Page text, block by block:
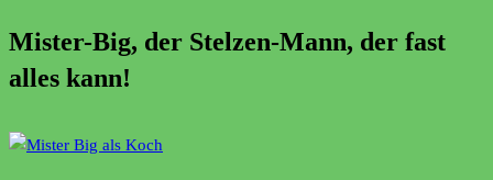
Mister-Big, der Stelzen-Mann, der fast
alles kann!